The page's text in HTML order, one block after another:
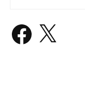
Facebook